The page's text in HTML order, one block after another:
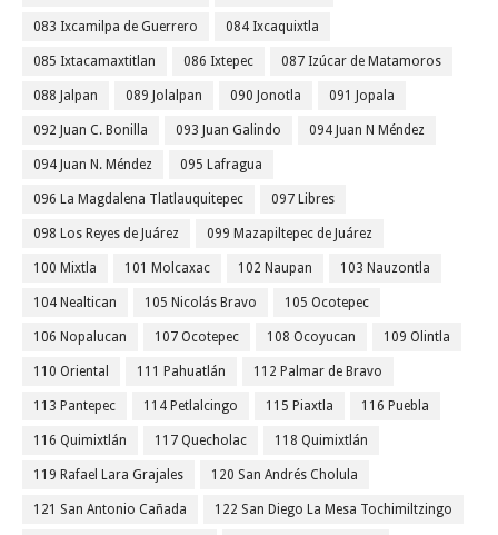
083 Ixcamilpa de Guerrero 084 Ixcaquixtla
085 Ixtacamaxtitlan 086 Ixtepec 087 Izúcar de Matamoros
088 Jalpan 089 Jolalpan 090 Jonotla 091 Jopala
092 Juan C. Bonilla 093 Juan Galindo 094 Juan N Méndez
094 Juan N. Méndez 095 Lafragua
096 La Magdalena Tlatlauquitepec 097 Libres
098 Los Reyes de Juárez 099 Mazapiltepec de Juárez
100 Mixtla 101 Molcaxac 102 Naupan 103 Nauzontla
104 Nealtican 105 Nicolás Bravo 105 Ocotepec
106 Nopalucan 107 Ocotepec 108 Ocoyucan 109 Olintla
110 Oriental 111 Pahuatlán 112 Palmar de Bravo
113 Pantepec 114 Petlalcingo 115 Piaxtla 116 Puebla
116 Quimixtlán 117 Quecholac 118 Quimixtlán
119 Rafael Lara Grajales 120 San Andrés Cholula
121 San Antonio Cañada 122 San Diego La Mesa Tochimiltzingo